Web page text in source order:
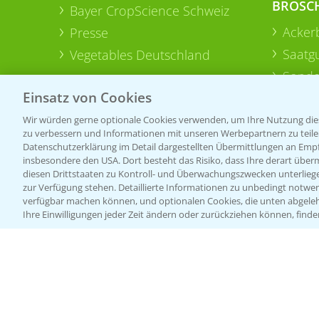
Bayer CropScience Schweiz
Presse
Vegetables Deutschland
Einsatz von Cookies
Wir würden gerne optionale Cookies verwenden, um Ihre Nutzung
zu verbessern und Informationen mit unseren Werbepartnern zu
Datenschutzerklärung im Detail dargestellten Übermittlungen an
insbesondere den USA. Dort besteht das Risiko, dass Ihre derart
diesen Drittstaaten zu Kontroll- und Überwachungszwecken
zur Verfügung stehen. Detaillierte Informationen zu unbedingt
verfügbar machen können, und optionalen Cookies, die unten
Ihre Einwilligungen jeder Zeit ändern oder zurückziehen können,